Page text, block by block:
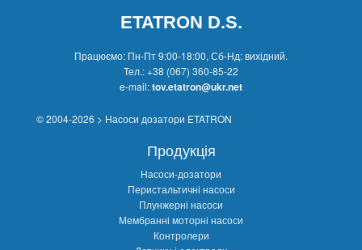
ETATRON D.S.
Працюємо: Пн-Пт 9:00-18:00, Сб-Нд: вихідний.
Тел.:+38 (067) 360-85-22
e-mail:tov.etatron@ukr.net
© 2004-2026 > Насоси дозатори ETATRON
Продукція
Насоси-дозатори
Перистальтичні насоси
Плунжерні насоси
Мембранні моторні насоси
Контролери